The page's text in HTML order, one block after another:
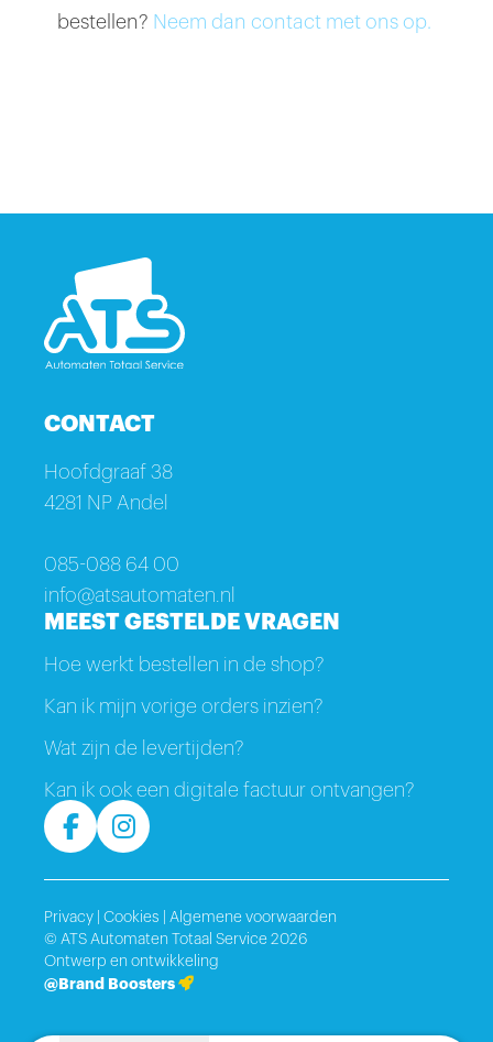
bestellen? Neem dan contact met ons op.
CONTACT
Hoofdgraaf 38
4281 NP Andel
085-088 64 00
info@atsautomaten.nl
MEEST GESTELDE VRAGEN
Hoe werkt bestellen in de shop?
Kan ik mijn vorige orders inzien?
Wat zijn de levertijden?
Kan ik ook een digitale factuur ontvangen?
Ontwerp en ontwikkeling
@Brand Boosters
© ATS Automaten Totaal Service 2026
Privacy Cookies Algemene voorwaarden